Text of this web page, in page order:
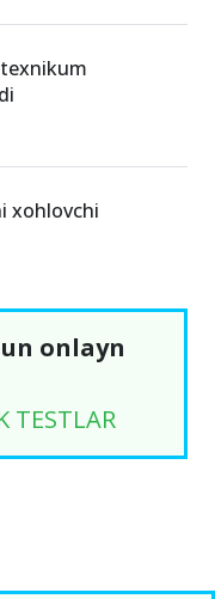
texnikum
xohlovchi
onlayn
TESTLAR